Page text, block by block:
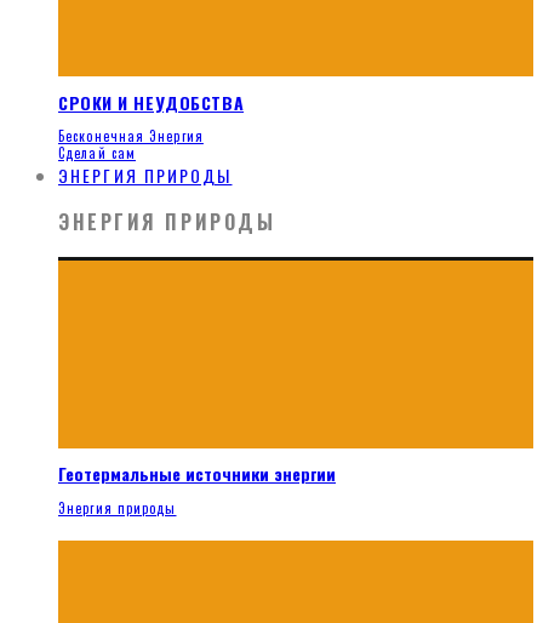
СРОКИ И НЕУДОБСТВА
Бесконечная Энергия
Сделай сам
ЭНЕРГИЯ ПРИРОДЫ
ЭНЕРГИЯ ПРИРОДЫ
Геотермальные источники энергии
Энергия природы